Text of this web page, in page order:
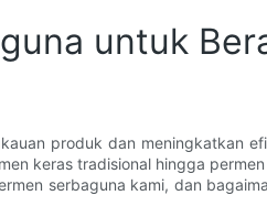
untuk
produk dan meningkatkan
keras tradisional hingga
serbaguna kami, dan